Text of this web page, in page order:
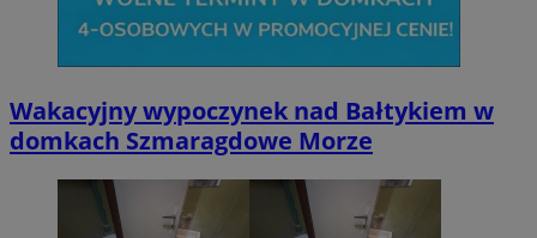
Wakacyjny wypoczynek nad Bałtykiem w
domkach Szmaragdowe Morze